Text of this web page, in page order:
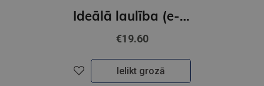
Ideālā laulība (e-grāmata)
€19.60
Ielikt grozā